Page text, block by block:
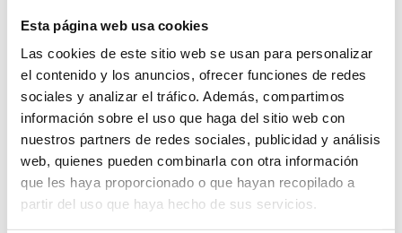
Esta página web usa cookies
Las cookies de este sitio web se usan para personalizar
el contenido y los anuncios, ofrecer funciones de redes
sociales y analizar el tráfico. Además, compartimos
información sobre el uso que haga del sitio web con
nuestros partners de redes sociales, publicidad y análisis
web, quienes pueden combinarla con otra información
que les haya proporcionado o que hayan recopilado a
partir del uso que haya hecho de sus servicios.
Vostro desiderio è anche il nostro desiderio. È arrivato il
momento che diventa realtà. Il team di Barcelona IVF vi
augura un Buon Natale e Felice Anno Nuevo pieno di gioia.